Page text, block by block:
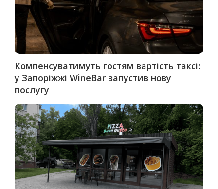
Компенсуватимуть гостям вартість таксі:
у Запоріжжі WineBar запустив нову
послугу